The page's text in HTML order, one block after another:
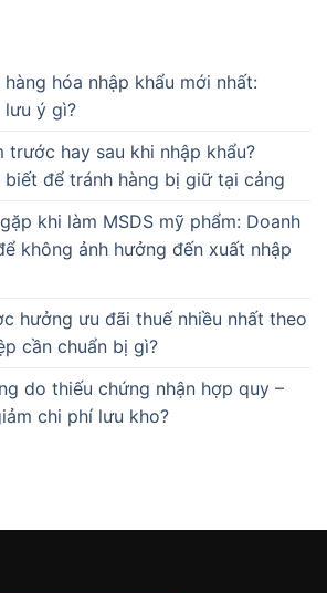
hóa nhập khẩu mới nhất:
lưu ý gì?
trước hay sau khi nhập khẩu?
biết để tránh hàng bị giữ tại cảng
khi làm MSDS mỹ phẩm: Doanh
không ảnh hưởng đến xuất nhập
hưởng ưu đãi thuế nhiều nhất theo
cần chuẩn bị gì?
do thiếu chứng nhận hợp quy –
chi phí lưu kho?